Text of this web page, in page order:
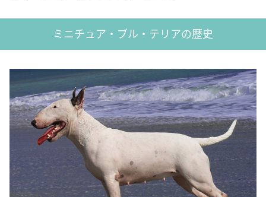
ミニチュア・ブル・テリアの歴史